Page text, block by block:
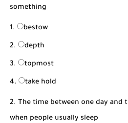
something
bestow
depth
topmost
take hold
2. The time between one day and
when people usually sleep